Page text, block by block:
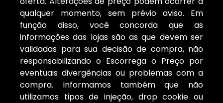
qualquer momento, sem prévio aviso. Em
função disso, você concorda que as
informações das lojas são as que devem ser
validadas para sua decisão de compra, não
responsabilizando o Escorrega o Preço por
eventuais divergências ou problemas com a
compra. Informamos também que não
utilizamos tipos de injeção, drop cookie ou